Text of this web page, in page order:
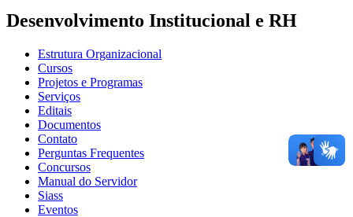
Desenvolvimento Institucional e RH
Estrutura Organizacional
Cursos
Projetos e Programas
Serviços
Editais
Documentos
Contato
Perguntas Frequentes
Concursos
Manual do Servidor
Siass
Eventos